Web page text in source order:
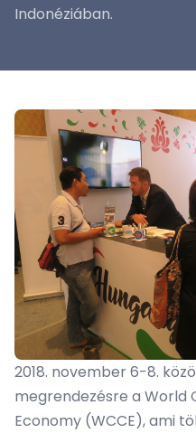
Indonéziában.
2018. november 6-8.
megrendezésre a World
Economy (WCCE), ami